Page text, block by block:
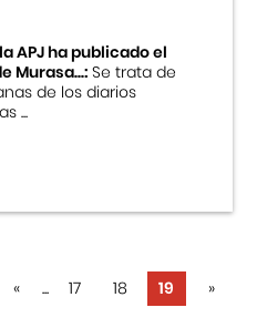
APJ ha publicado el
Murasa...:Se trata de
de los diarios
...
« ... 17 18 19 »